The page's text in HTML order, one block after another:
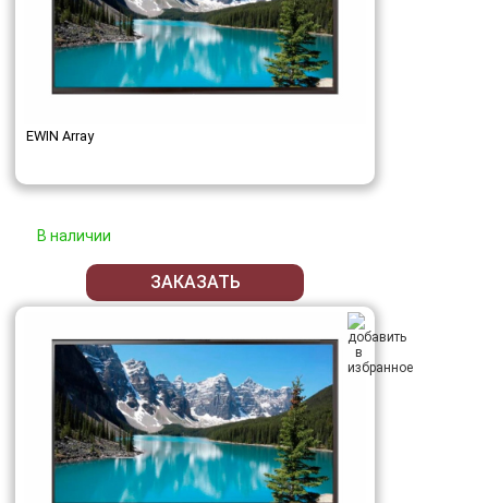
EWIN Array
В наличии
ЗАКАЗАТЬ